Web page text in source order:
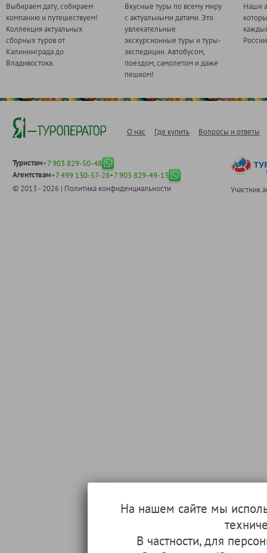
Выбираем дату, собираем
компанию и путешествуем!
Коллекция актуальных
сборных туров от
Калининграда до
Владивостока.
Вкусные туры по всему миру
с актуальными датами. Это
увлекательные
экскурсионные туры и туры-
экспедиции. Автобусом,
поездом, самолетом и даже
пешком!
Наши
О нас Где купить Вопросы и ответы
Туристам+7 903 829-50-48
Агентствам+7 499 130-57-28+7 903 829-49-13
© 2013 - 2026 | Политика конфиденциальности Участник
На нашем сайте мы
В частности, для